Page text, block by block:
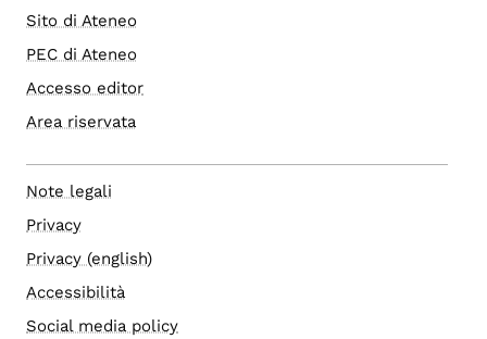
Sito di Ateneo
PEC di Ateneo
Accesso editor
Area riservata
Note legali
Privacy
Privacy (english)
Accessibilità
Social media policy